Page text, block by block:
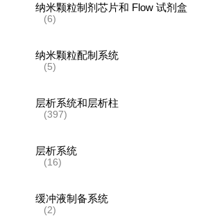
纳米颗粒制剂芯片和 Flow 试剂盒
(6)
纳米颗粒配制系统
(5)
层析系统和层析柱
(397)
层析系统
(16)
缓冲液制备系统
(2)